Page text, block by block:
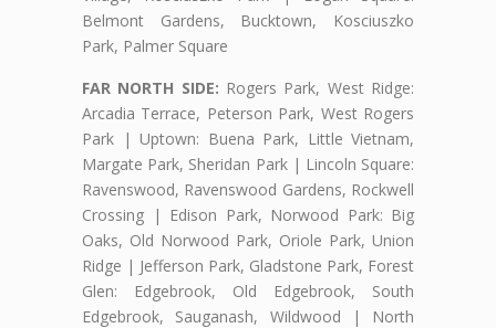
Belmont Gardens, Bucktown, Kosciuszko
Park, Palmer Square
FAR NORTH SIDE: Rogers Park, West Ridge:
Arcadia Terrace, Peterson Park, West Rogers
Park | Uptown: Buena Park, Little Vietnam,
Margate Park, Sheridan Park | Lincoln Square:
Ravenswood, Ravenswood Gardens, Rockwell
Crossing | Edison Park, Norwood Park: Big
Oaks, Old Norwood Park, Oriole Park, Union
Ridge | Jefferson Park, Gladstone Park, Forest
Glen: Edgebrook, Old Edgebrook, South
Edgebrook, Sauganash, Wildwood | North